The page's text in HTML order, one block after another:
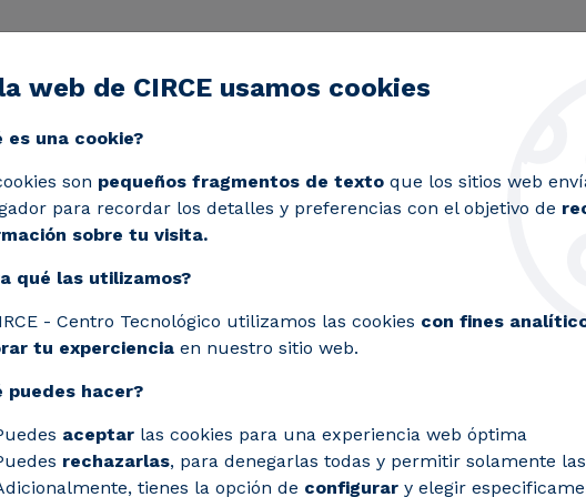
Líneas de actividad Servicios Laboratorios
consigue 17,7M€ para ayudar a la industria en sus retos
Tecnológico consigue
sus retos energéticos
web de CIRCE usamos cookies
es una cookie?
son pequeños fragmentos de textoque los sitios web
para recordar los detalles y preferencias con el objetivo de
sobre tu visita.
qué las utilizamos?
- Centro Tecnológico utilizamos las cookies con fines
tu expercienciaen nuestro sitio web.
puedes hacer?
aceptarlas cookies para una experiencia web óptima
rechazarlas, para denegarlas todas y permitir solamente
tienes la opción de configurary elegir